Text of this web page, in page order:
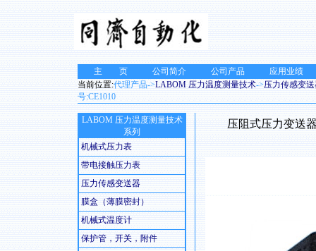
主 页 公司简介 公司产品
应用业绩
当前位置:代理产品->LABOM 压力温度测量技术->压力传感变
号:CE1010
LABOM 压力温度测量技术
系列
机械式压力表
带电接触压力表
压力传感变送器
膜盒（薄膜密封）
机械式温度计
保护管，开关，附件
压阻式压力变送